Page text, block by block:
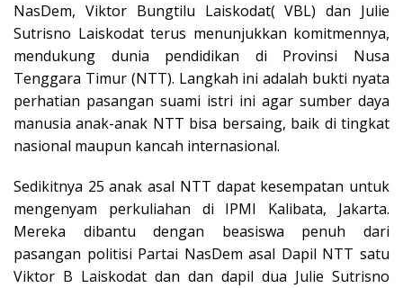
NasDem, Viktor Bungtilu Laiskodat( VBL) dan Julie
Sutrisno Laiskodat terus menunjukkan komitmennya,
mendukung dunia pendidikan di Provinsi Nusa
Tenggara Timur (NTT). Langkah ini adalah bukti nyata
perhatian pasangan suami istri ini agar sumber daya
manusia anak-anak NTT bisa bersaing, baik di tingkat
nasional maupun kancah internasional.
Sedikitnya 25 anak asal NTT dapat kesempatan untuk
mengenyam perkuliahan di IPMI Kalibata, Jakarta.
Mereka dibantu dengan beasiswa penuh dari
pasangan politisi Partai NasDem asal Dapil NTT satu
Viktor B Laiskodat dan dan dapil dua Julie Sutrisno